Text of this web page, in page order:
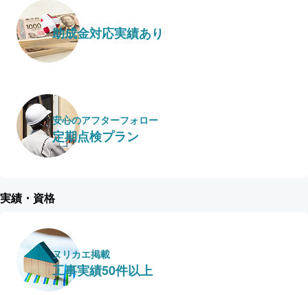
助成金対応実績あり
安心のアフターフォロー
定期点検プラン
実績・資格
ヌリカエ掲載
工事実績50件以上